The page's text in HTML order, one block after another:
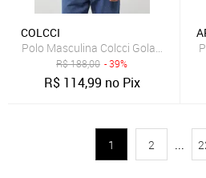
COLCCI
Polo Masculina Colcci Gola Polo
R$188,00 - 39%
R$ 114,99 no Pix
1 2 ...